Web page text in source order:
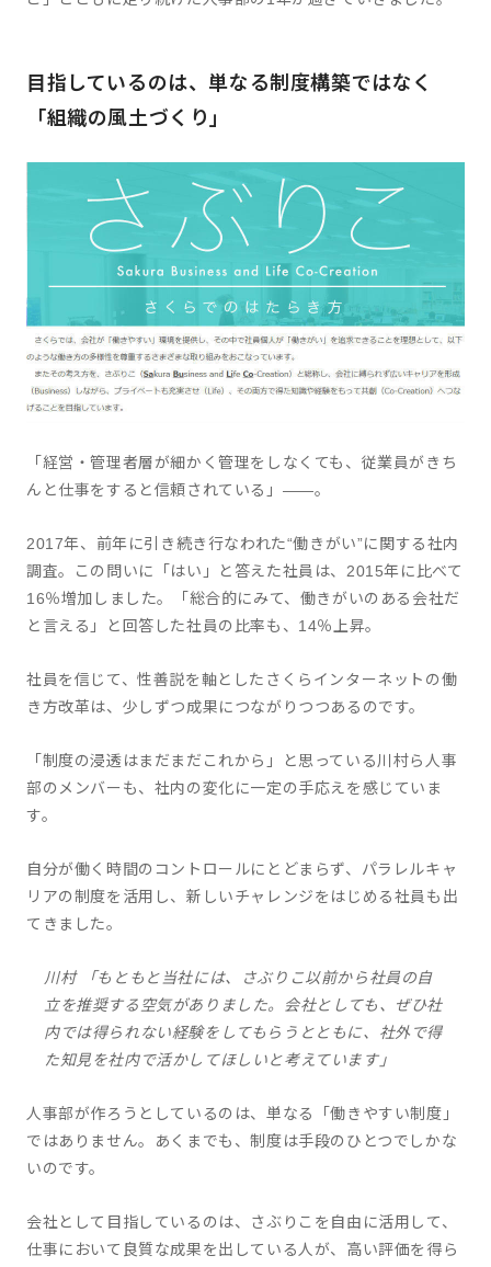
目指しているのは、単なる制度構築ではなく
「組織の風土づくり」
「経営・管理者層が細かく管理をしなくても、従業員がきち
んと仕事をすると信頼されている」——。
2017年、前年に引き続き行なわれた“働きがい”に関する社内
調査。この問いに「はい」と答えた社員は、2015年に比べて
16％増加しました。「総合的にみて、働きがいのある会社だ
と言える」と回答した社員の比率も、14％上昇。
社員を信じて、性善説を軸としたさくらインターネットの働
き方改革は、少しずつ成果につながりつつあるのです。
「制度の浸透はまだまだこれから」と思っている川村ら人事
部のメンバーも、社内の変化に一定の手応えを感じていま
す。
自分が働く時間のコントロールにとどまらず、パラレルキャ
リアの制度を活用し、新しいチャレンジをはじめる社員も出
てきました。
川村 「もともと当社には、さぶりこ以前から社員の自
立を推奨する空気がありました。会社としても、ぜひ社
内では得られない経験をしてもらうとともに、社外で得
た知見を社内で活かしてほしいと考えています」
人事部が作ろうとしているのは、単なる「働きやすい制度」
ではありません。あくまでも、制度は手段のひとつでしかな
いのです。
会社として目指しているのは、さぶりこを自由に活用して、
仕事において良質な成果を出している人が、高い評価を得ら